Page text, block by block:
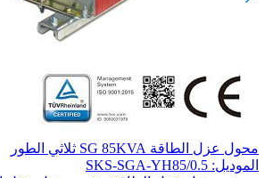
محول عزل الطاقة SG 85KVA ثلاثي الطور
الموديل: SKS-SGA-YH85/0.5